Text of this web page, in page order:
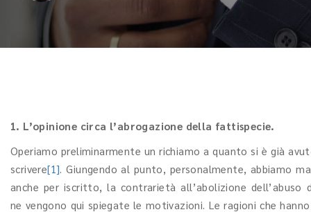
1. L’opinione circa l’abrogazione della fattispecie.
Operiamo preliminarmente un richiamo a quanto si è già
scrivere[1]. Giungendo al punto, personalmente, abbiamo
anche per iscritto, la contrarietà all’abolizione dell’abuso
ne vengono qui spiegate le motivazioni. Le ragioni che